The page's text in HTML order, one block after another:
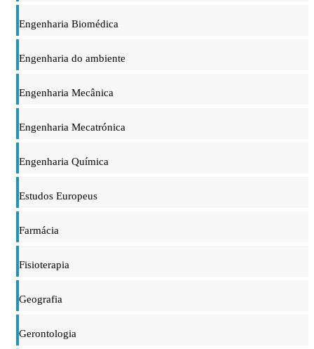
Engenharia Biomédica
Engenharia do ambiente
Engenharia Mecânica
Engenharia Mecatrónica
Engenharia Química
Estudos Europeus
Farmácia
Fisioterapia
Geografia
Gerontologia